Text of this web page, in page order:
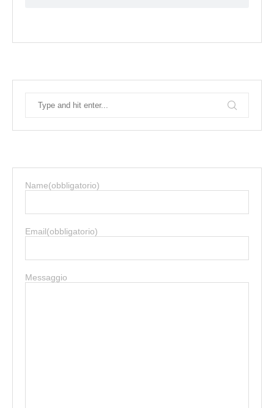
Name(obbligatorio)
Email(obbligatorio)
Messaggio